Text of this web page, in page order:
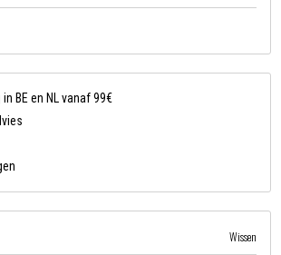
BE en NL vanaf 99€
Wissen